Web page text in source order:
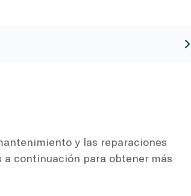
y las reparaciones
continuación para obtener más